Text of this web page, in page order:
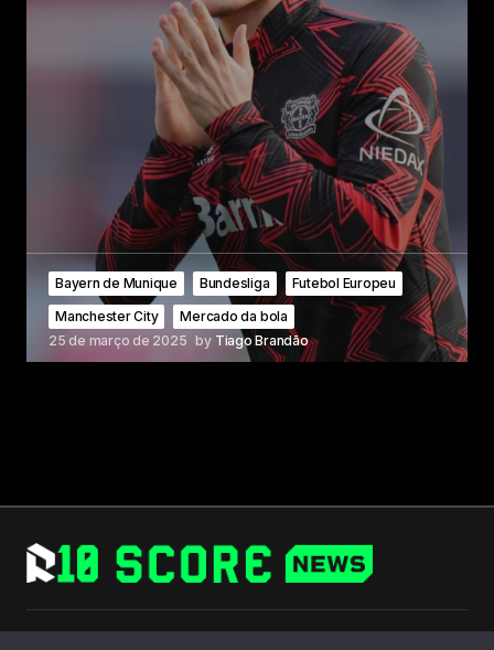
Bayern de Munique Bundesliga
Futebol Europeu
Manchester City
Mercado da bola
25 de março de 2025 by Tiago Brandão